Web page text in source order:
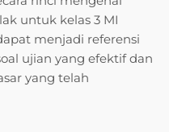
untuk kelas 3 MI
menjadi referensi
ujian yang efektif dan
yang telah